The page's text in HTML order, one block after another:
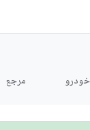
خودرو مرجع